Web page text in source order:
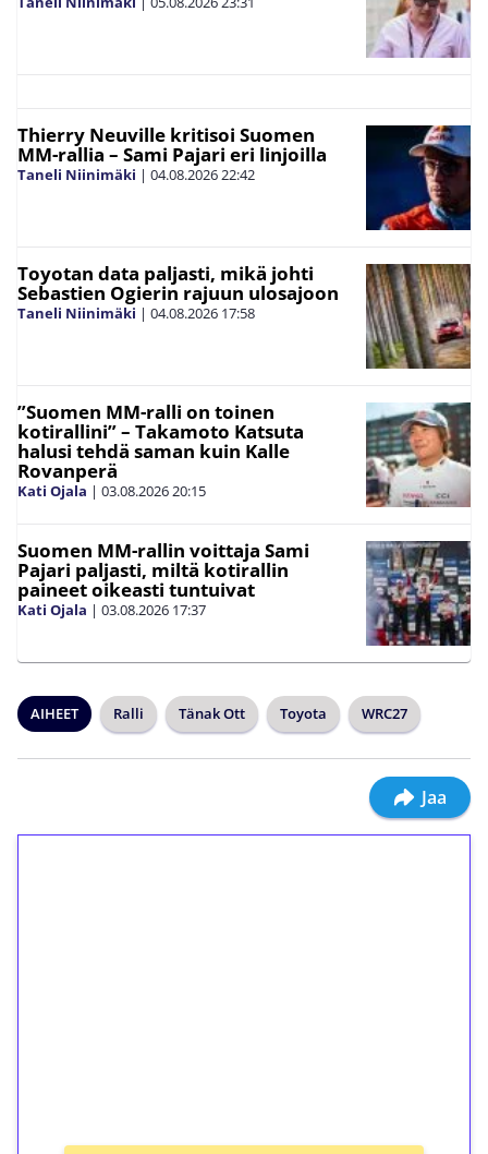
Thierry Neuville kritisoi Suomen
MM-rallia – Sami Pajari eri linjoilla
Taneli Niinimäki | 04.08.202622:42
Toyotan data paljasti, mikä johti
Sebastien Ogierin rajuun ulosajoon
Taneli Niinimäki | 04.08.2026 17:58
”Suomen MM-ralli on toinen
kotirallini” – Takamoto Katsuta
halusi tehdä saman kuin Kalle
Rovanperä
Kati Ojala | 03.08.202620:15
Suomen MM-rallin voittaja Sami
Pajari paljasti, miltä kotirallin
paineet oikeasti tuntuivat
Kati Ojala | 03.08.2026 17:37
AIHEET Ralli Tänak Ott Toyota WRC27
Jaa